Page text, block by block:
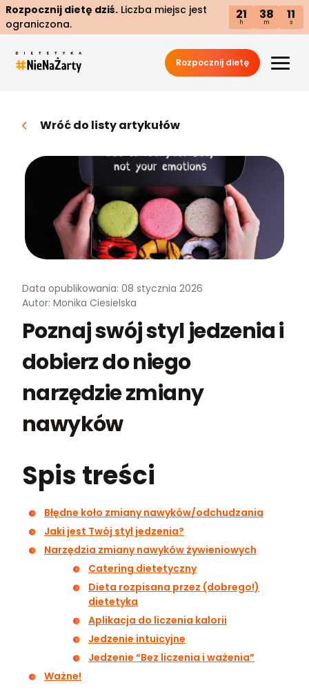
Rozpocznij dietę dziś. Liczba miejsc jest
ograniczona.
21
h
38
m
10
s
Rozpocznij dietę
Wróć do listy artykułów
Data opublikowania: 08 stycznia 2026
Autor: Monika Ciesielska
Poznaj swój styl jedzenia i
dobierz do niego
narzędzie zmiany
nawyków
Spis treści
Błędne koło zmiany nawyków/odchudzania
Jaki jest Twój styl jedzenia?
Narzędzia zmiany nawyków żywieniowych
Catering dietetyczny
Dieta rozpisana przez (dobrego!)
dietetyka
Aplikacja do liczenia kalorii
Jedzenie intuicyjne
Jedzenie “Bez liczenia i ważenia”
Ważne!